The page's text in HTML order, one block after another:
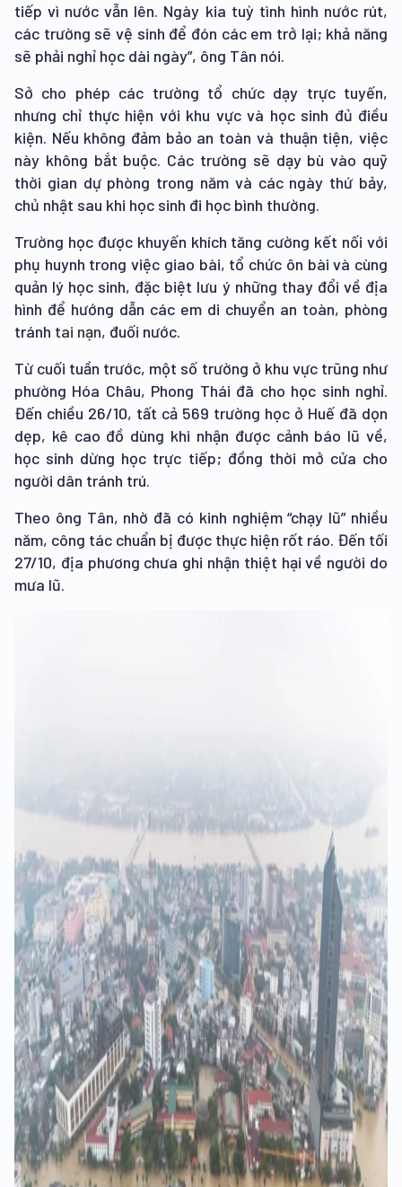
tiếp vì nước vẫn lên. Ngày kia tuỳ tình hình nước rút,
các trường sẽ vệ sinh để đón các em trở lại; khả năng
sẽ phải nghỉ học dài ngày”, ông Tân nói.
Sở cho phép các trường tổ chức dạy trực tuyến,
nhưng chỉ thực hiện với khu vực và học sinh đủ điều
kiện. Nếu không đảm bảo an toàn và thuận tiện, việc
này không bắt buộc. Các trường sẽ dạy bù vào quỹ
thời gian dự phòng trong năm và các ngày thứ bảy,
chủ nhật sau khi học sinh đi học bình thường.
Trường học được khuyến khích tăng cường kết nối với
phụ huynh trong việc giao bài, tổ chức ôn bài và cùng
quản lý học sinh, đặc biệt lưu ý những thay đổi về địa
hình để hướng dẫn các em di chuyển an toàn, phòng
tránh tai nạn, đuối nước.
Từ cuối tuần trước, một số trường ở khu vực trũng như
phường Hóa Châu, Phong Thái đã cho học sinh nghỉ.
Đến chiều 26/10, tất cả 569 trường học ở Huế đã dọn
dẹp, kê cao đồ dùng khi nhận được cảnh báo lũ về,
học sinh dừng học trực tiếp; đồng thời mở cửa cho
người dân tránh trú.
Theo ông Tân, nhờ đã có kinh nghiệm “chạy lũ” nhiều
năm, công tác chuẩn bị được thực hiện rốt ráo. Đến tối
27/10, địa phương chưa ghi nhận thiệt hại về người do
mưa lũ.